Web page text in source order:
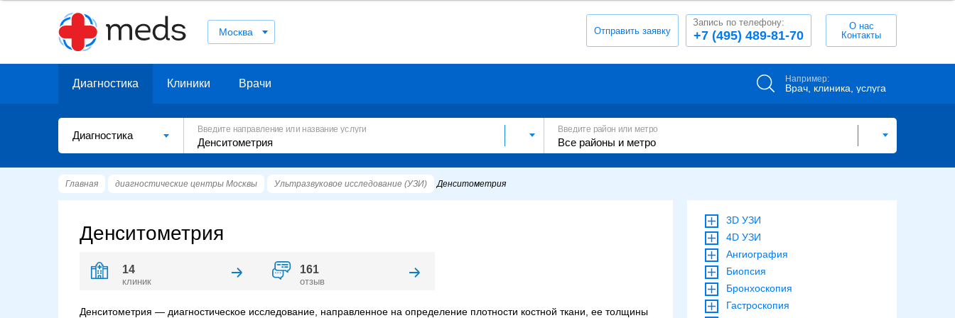
Москва Отправить заявку +7 (495) 489-81-70
Запись по телефону:
О нас
Контакты
Диагностика Клиники Врачи Например:
Врач, клиника, услуга
Диагностика
Введите направление или название услуги Введите район или метро
Главная диагностические центры Москвы Ультразвуковое исследование (УЗИ) Денситометрия
Денситометрия
14
клиник
161
отзыв
Денситометрия — диагностическое исследование, направленное на определение плотности костной ткани, ее толщины
3D УЗИ
4D УЗИ
Ангиография
Биопсия
Бронхоскопия
Гастроскопия